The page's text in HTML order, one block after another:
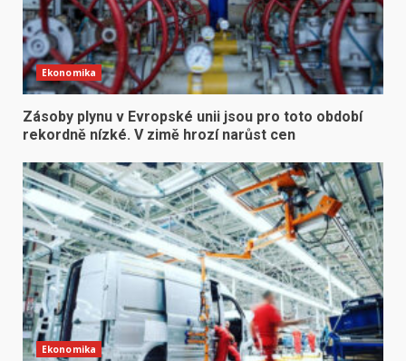
Ekonomika
Zásoby plynu v Evropské unii jsou pro toto období
rekordně nízké. V zimě hrozí narůst cen
Ekonomika